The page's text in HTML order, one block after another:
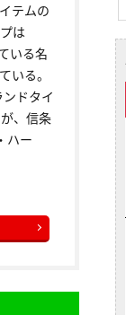
テムの
は
いる名
いる。
ドタイ
、信条
ハー